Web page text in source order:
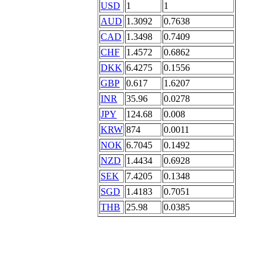
USD
1
1
AUD 1.3092
0.7638
CAD 1.3498
0.7409
CHF
1.4572
0.6862
DKK 6.4275
0.1556
GBP
0.617
1.6207
INR
35.96
0.0278
JPY
124.68
0.008
KRW 874
0.0011
NOK 6.7045
0.1492
NZD
1.4434
0.6928
SEK
7.4205
0.1348
SGD
1.4183
0.7051
THB
25.98 0.0385